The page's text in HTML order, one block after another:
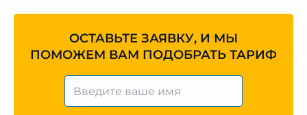
ОСТАВЬТЕ ЗАЯВКУ, И МЫ
ПОМОЖЕМ ВАМ ПОДОБРАТЬ ТАРИФ